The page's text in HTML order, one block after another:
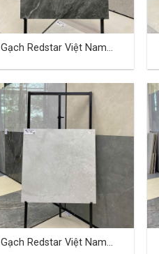
Gạch Redstar Việt Nam
Gạch Redstar Việt Nam